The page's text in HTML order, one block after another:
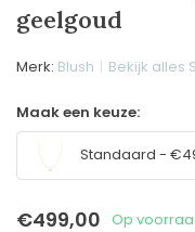
geelgoud
Merk: Blush Bekijk alles
Maak een keuze:
Standaard -
€499,00 Op